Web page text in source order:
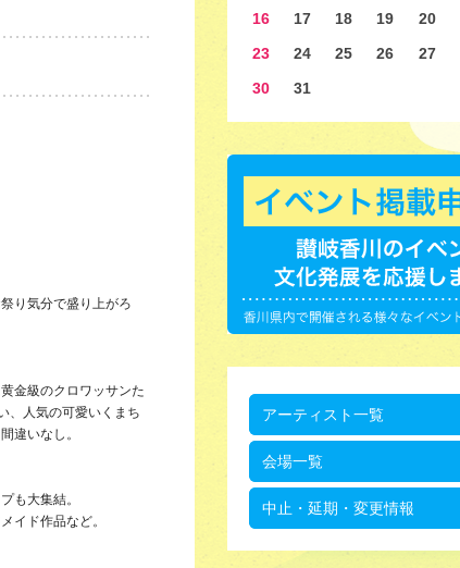
り気分で盛り上がろ
金級のクロワッサンた
、人気の可愛いくまち
違いなし。
も大集結。
イド作品など。
16
17 18 19 20
23
24 25 26 27
30
31
アーティスト一覧
会場一覧
中止・延期・変更情報